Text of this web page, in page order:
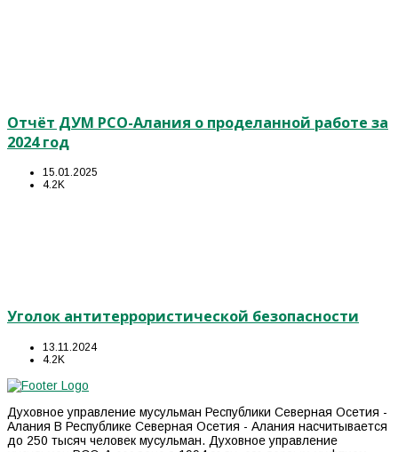
Отчёт ДУМ РСО-Алания о проделанной работе за
2024 год
15.01.2025
4.2K
Уголок антитеррористической безопасности
13.11.2024
4.2K
Духовное управление мусульман Республики Северная Осетия -
Алания В Республике Северная Осетия - Алания насчитывается
до 250 тысяч человек мусульман. Духовное управление